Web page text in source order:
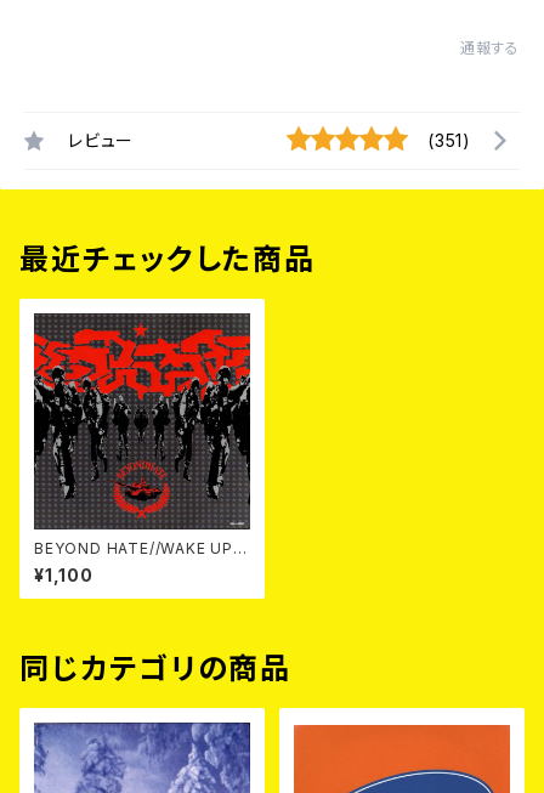
通報する
レビュー (351)
最近チェックした商品
BEYOND HATE//WAKE UP C
¥1,100
同じカテゴリの商品